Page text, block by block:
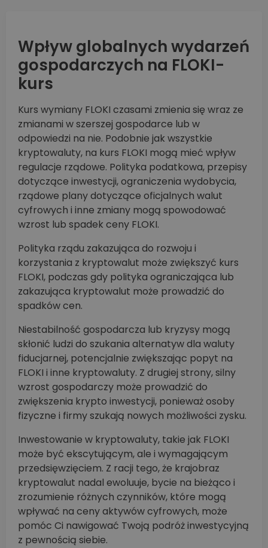
Wpływ globalnych wydarzeń
gospodarczych na FLOKI-
kurs
Kurs wymiany FLOKI czasami zmienia się wraz ze
zmianami w szerszej gospodarce lub w
odpowiedzi na nie. Podobnie jak wszystkie
kryptowaluty, na kurs FLOKI mogą mieć wpływ
regulacje rządowe. Polityka podatkowa, przepisy
dotyczące inwestycji, ograniczenia wydobycia,
rządowe plany dotyczące oficjalnych walut
cyfrowych i inne zmiany mogą spowodować
wzrost lub spadek ceny FLOKI.
Polityka rządu zakazująca do rozwoju i
korzystania z kryptowalut może zwiększyć kurs
FLOKI, podczas gdy polityka ograniczająca lub
zakazująca kryptowalut może prowadzić do
spadków cen.
Niestabilność gospodarcza lub kryzysy mogą
skłonić ludzi do szukania alternatyw dla waluty
fiducjarnej, potencjalnie zwiększając popyt na
FLOKI i inne kryptowaluty. Z drugiej strony, silny
wzrost gospodarczy może prowadzić do
zwiększenia krypto inwestycji, ponieważ osoby
fizyczne i firmy szukają nowych możliwości zysku.
Inwestowanie w kryptowaluty, takie jak FLOKI
może być ekscytującym, ale i wymagającym
przedsięwzięciem. Z racji tego, że krajobraz
kryptowalut nadal ewoluuje, bycie na bieżąco i
zrozumienie różnych czynników, które mogą
wpływać na ceny aktywów cyfrowych, może
pomóc Ci nawigować Twoją podróż inwestycyjną
z pewnością siebie.